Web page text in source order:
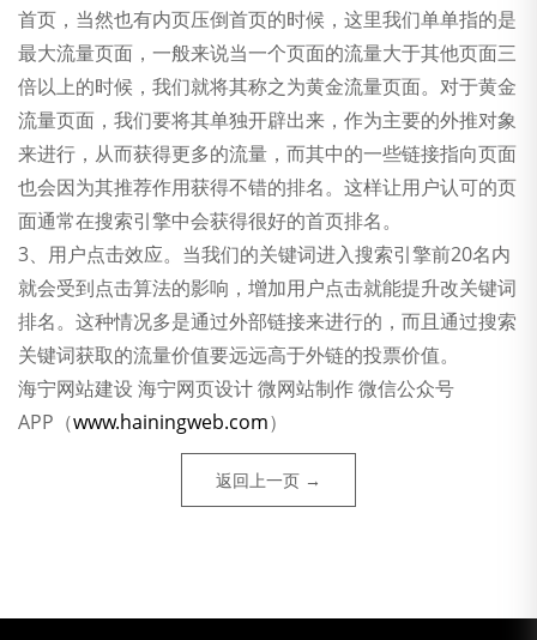
首页，当然也有内页压倒首页的时候，这里我们单单指的是
最大流量页面，一般来说当一个页面的流量大于其他页面三
倍以上的时候，我们就将其称之为黄金流量页面。对于黄金
流量页面，我们要将其单独开辟出来，作为主要的外推对象
来进行，从而获得更多的流量，而其中的一些链接指向页面
也会因为其推荐作用获得不错的排名。这样让用户认可的页
面通常在搜索引擎中会获得很好的首页排名。
3、用户点击效应。当我们的关键词进入搜索引擎前20名内
就会受到点击算法的影响，增加用户点击就能提升改关键词
排名。这种情况多是通过外部链接来进行的，而且通过搜索
关键词获取的流量价值要远远高于外链的投票价值。
海宁网站建设 海宁网页设计 微网站制作 微信公众号
APP（www.hainingweb.com）
返回上一页 →